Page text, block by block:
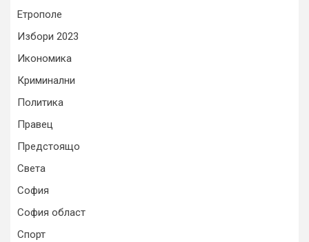
Етрополе
Избори 2023
Икономика
Криминални
Политика
Правец
Предстоящо
Света
София
София област
Спорт